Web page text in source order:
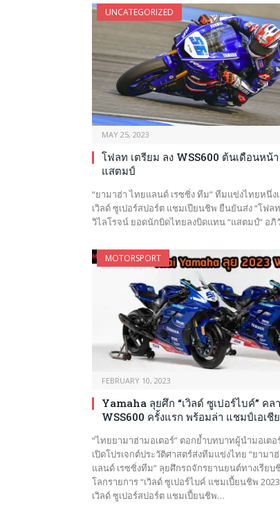
UNCATEGORIZED
MAY 25, 2023
โฟลท เตรียม ลง WSS600 ต้นเดือนหน้
แสตมป์
“ยามาฮ่า ไทยแลนด์ เรซซิ่ง ทีม” ทีมแข่งไทยหนึ่ง
เวิลด์ ซูเปอร์สปอร์ต แชมเปียนชิพ ยืนยันส่ง “โฟล
วิไลโรจน์ ยอดนักบิดไทยลงบิดแทน “แสตมป์” อ
MOTORSPORT
FEBRUARY 10, 2023
Yamaha ลุยศึก “เวิลด์ ซูเปอร์ไบค์” คล
WSS600 ครั้งแรก พร้อมล่า แชมป์เอเชี
“ไทยยามาฮ่ามอเตอร์” ตอกย้ำบทบาทผู้นำมอเต
เปิดโปรเจกต์ประวัติศาสตร์ส่งทีมแข่งไทย “ยามา
แลนด์ เรซซิ่งทีม” ลุยศึกรถจักรยานยนต์ทางเรียบ
โลกรายการ “เวิลด์ ซูเปอร์ไบค์ แชมเปี้ยนชิพ
เวิลด์ ซูเปอร์สปอร์ต แชมเปี้ยนชิพ…